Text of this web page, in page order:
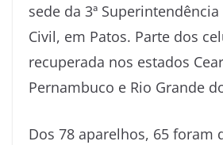
sede da 3ª
Civil, em Patos. Parte dos
recuperada nos estados
Pernambuco e Rio Grande
Dos 78 aparelhos, 65 foram